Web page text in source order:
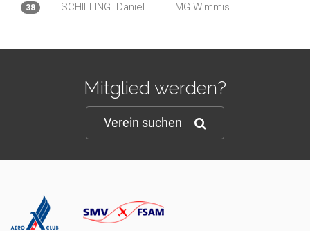
38 SCHILLING Daniel MG Wimmis
Mitglied werden?
Verein suchen